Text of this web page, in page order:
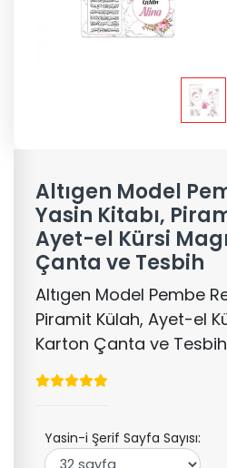
Altıgen Model
Yasin Kitabı,
Ayet-el Kürsi
Çanta ve Tesbih
Altıgen Model Pembe
Piramit Külah, Ayet-el
Karton Çanta ve Tesbih
Yasin-i Şerif Sayfa Sayısı: